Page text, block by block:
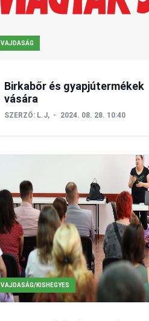
VAJDASÁG
Birkabőr és gyapjútermékek
vására
SZERZŐ: L.J, 2024. 08. 28. 10:40
VAJDASÁG/KISHEGYES